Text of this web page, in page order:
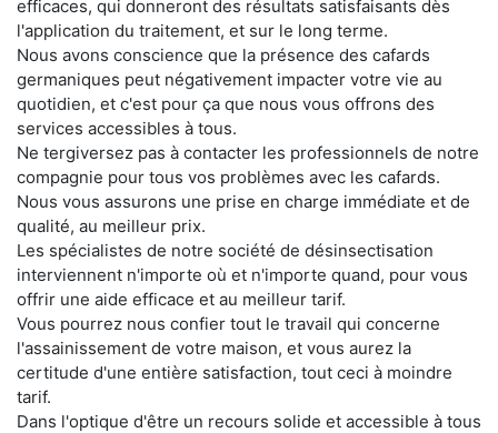
efficaces, qui donneront des résultats satisfaisants dès
l'application du traitement, et sur le long terme.
Nous avons conscience que la présence des cafards
germaniques peut négativement impacter votre vie au
quotidien, et c'est pour ça que nous vous offrons des
services accessibles à tous.
Ne tergiversez pas à contacter les professionnels de notre
compagnie pour tous vos problèmes avec les cafards.
Nous vous assurons une prise en charge immédiate et de
qualité, au meilleur prix.
Les spécialistes de notre société de désinsectisation
interviennent n'importe où et n'importe quand, pour vous
offrir une aide efficace et au meilleur tarif.
Vous pourrez nous confier tout le travail qui concerne
l'assainissement de votre maison, et vous aurez la
certitude d'une entière satisfaction, tout ceci à moindre
tarif.
Dans l'optique d'être un recours solide et accessible à tous